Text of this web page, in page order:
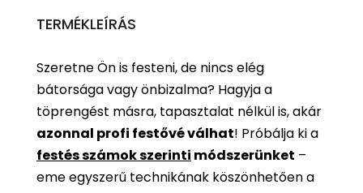
TERMÉKLEÍRÁS
Szeretne Ön is festeni, de nincs elég
bátorsága vagy önbizalma? Hagyja a
töprengést másra, tapasztalat nélkül is, akár
azonnal profi festővé válhat! Próbálja ki a
festés számok szerinti módszerünket –
eme egyszerű technikának köszönhetően a